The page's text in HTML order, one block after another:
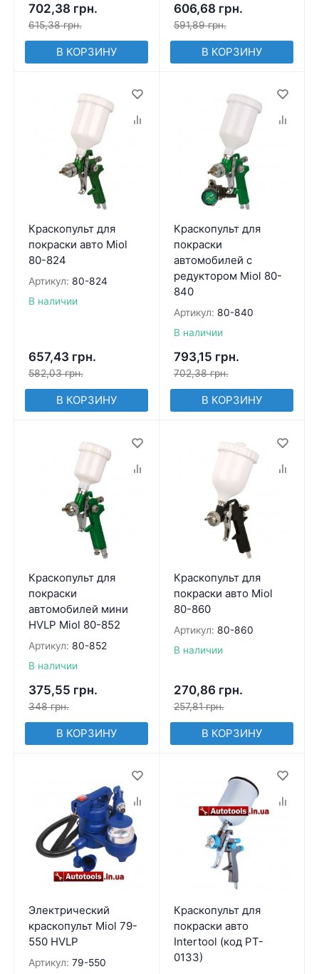
702,38 грн.
615,38 грн.
В КОРЗИНУ
606,68 грн.
591,89 грн.
В КОРЗИНУ
Краскопульт для
покраски авто Miol
80-824
Артикул: 80-824
В наличии
657,43 грн.
582,03 грн.
В КОРЗИНУ
Краскопульт для
покраски
автомобилей с
редуктором Miol 80-
840
Артикул: 80-840
В наличии
793,15 грн.
702,38 грн.
В КОРЗИНУ
Краскопульт для
покраски
автомобилей мини
HVLP Miol 80-852
Артикул: 80-852
В наличии
375,55 грн.
348 грн.
В КОРЗИНУ
Краскопульт для
покраски авто Miol
80-860
Артикул: 80-860
В наличии
270,86 грн.
257,81 грн.
В КОРЗИНУ
Электрический
краскопульт Miol 79-
550 HVLP
Артикул: 79-550
Краскопульт для
покраски авто
Intertool (код PT-
0133)